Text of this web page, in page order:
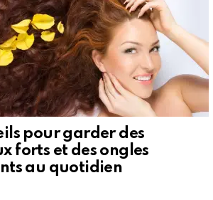
pour garder des
forts et des ongles
au quotidien